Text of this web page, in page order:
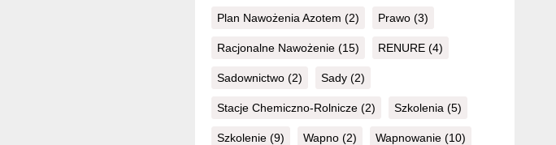
Plan Nawożenia Azotem (2) Prawo (3)
Racjonalne Nawożenie (15) RENURE (4)
Sadownictwo (2) Sady (2)
Stacje Chemiczno-Rolnicze (2) Szkolenia (5)
Szkolenie (9) Wapno (2) Wapnowanie (10)